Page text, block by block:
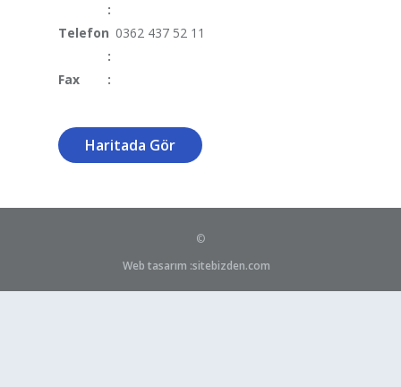
:
Telefon
:
0362 437 52 11
Fax :
Haritada Gör
©
Web tasarım :sitebizden.com